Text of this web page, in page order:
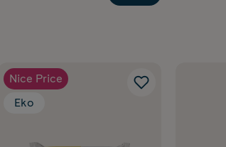
Nice Price
Eko